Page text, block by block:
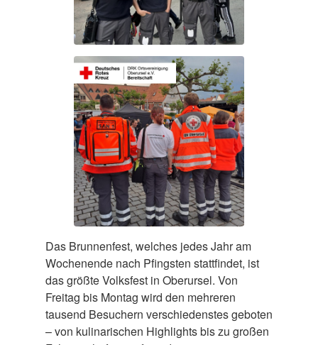
Das Brunnenfest, welches jedes Jahr am
Wochenende nach Pfingsten stattfindet, ist
das größte Volksfest in Oberursel. Von
Freitag bis Montag wird den mehreren
tausend Besuchern verschiedenstes geboten
– von kulinarischen Highlights bis zu großen